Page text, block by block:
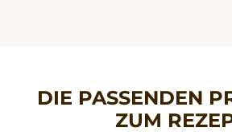
DIE PASSENDEN
ZUM